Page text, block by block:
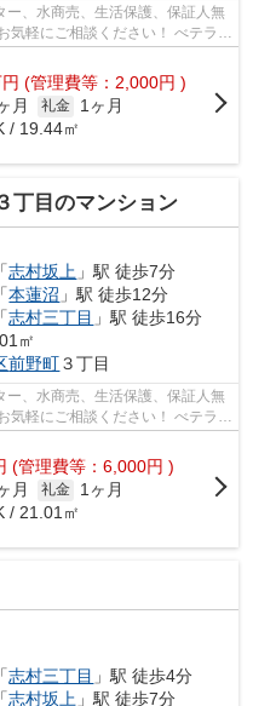
ー、水商売、生活保護、保証人無
軽にご相談ください！ べテラン
円 (管理費等：2,000円 )
月 礼金
1ヶ月
/ 19.44㎡
丁目のマンション
「志村坂上 」駅 徒歩7分
「本蓮沼 」駅 徒歩12分
「志村三丁目 」駅 徒歩16分
㎡
前野町３丁目
ー、水商売、生活保護、保証人無
軽にご相談ください！ べテラン
(管理費等：6,000円 )
月 礼金
1ヶ月
/ 21.01㎡
「志村三丁目 」駅 徒歩4分
「志村坂上 」駅 徒歩7分